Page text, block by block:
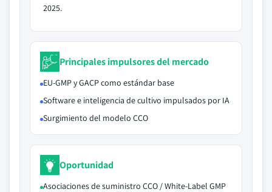
2025.
Principales impulsores del mercado
EU-GMP y GACP como estándar base
Software e inteligencia de cultivo impulsados por IA
Surgimiento del modelo CCO
Oportunidad
Asociaciones de suministro CCO / White-Label GMP